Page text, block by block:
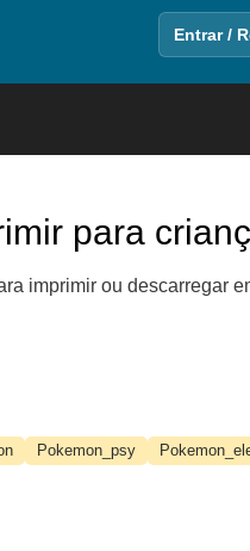
Entrar /
para
imprimir ou descarregar
Pokemon_psy